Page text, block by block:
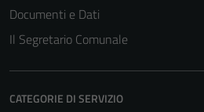
Documenti e Dati
Il Segretario Comunale
CATEGORIE DI SERVIZIO